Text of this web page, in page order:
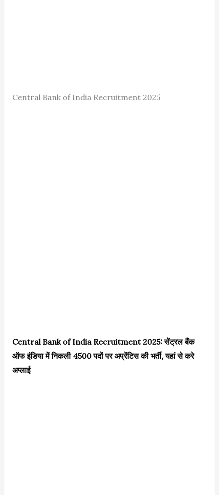
Central Bank of India Recruitment 2025
Central Bank of India Recruitment 2025: सेंट्रल बैंक
ऑफ इंडिया में निकली 4500 पदों पर अप्रेंटिस की भर्ती, यहां से करे
अप्लाई